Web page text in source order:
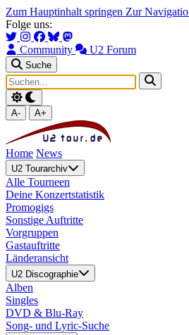
Zum Hauptinhalt springen Zur
Folge uns:
Community U2 Forum
Suche
A- A+
Home News
U2 Tourarchiv
Alle Tourneen
Deine Konzertstatistik
Promogigs
Sonstige Auftritte
Vorgruppen
Gastauftritte
Länderansicht
U2 Discographie
Alben
Singles
DVD & Blu-Ray
Song- und Lyric-Suche